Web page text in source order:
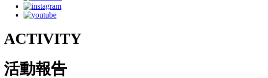
ACTIVITY
活動報告